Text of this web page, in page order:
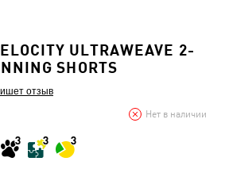
ULTRAWEAVE 2-
SHORTS
отзыв
Нет в наличии